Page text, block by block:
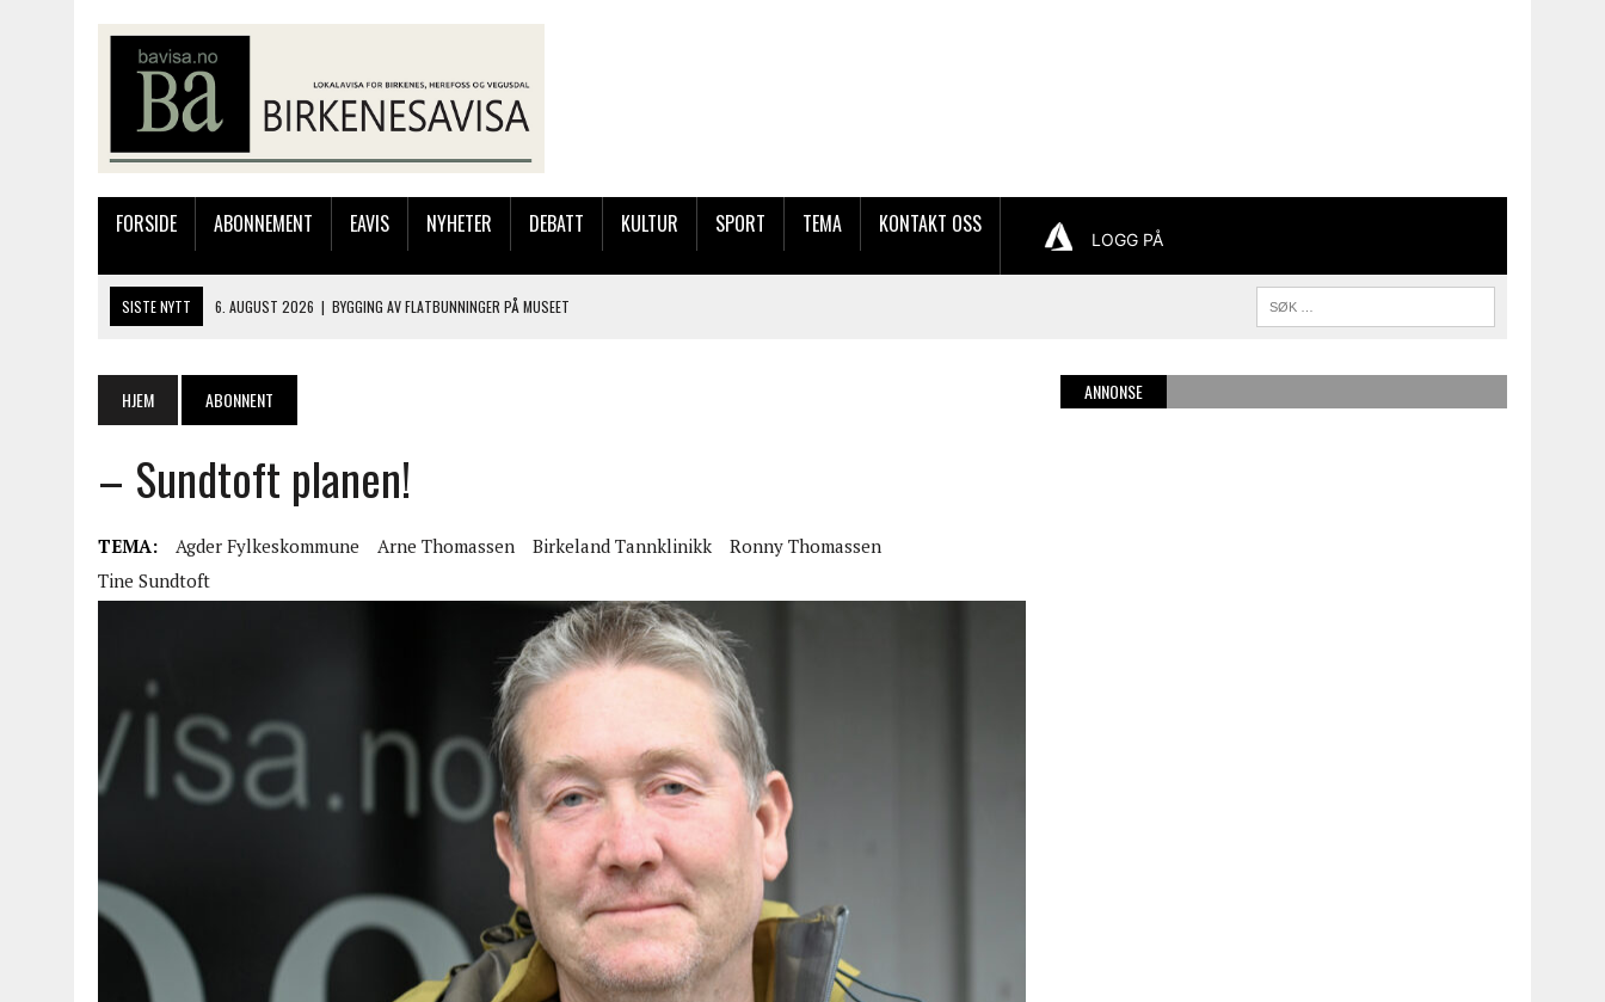
FORSIDE ABONNEMENT EAVIS NYHETER DEBATT KULTUR SPORT TEMA KONTAKT OSS
LOGG PÅ
SISTE NYTT 6. AUGUST 2026 | BYGGING AV FLATBUNNINGER PÅ MUSEET
3. AUGUST 2026 | JAKOB FRIIS TRIO ÅPNET BIRKELIVE MED VARM STEMNING OG STOR RESPONS
6. AUGUST 2026
SOMMERÅPENT MED NY FRISØRUTSTILLING
HJEM ABONNENT
– Sundtoft planen!
TEMA: Agder Fylkeskommune Arne Thomassen Birkeland Tannklinikk
Ronny Thomassen
Tine Sundtoft
ANNONSE